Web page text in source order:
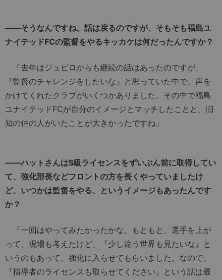
――そうなんですね。話は戻るのですが、そもそも福島ユ
ナイテッドFCの監督をやるキッカケは何だったんですか？
「去年はジュビロからも継続の話はあったのですが、
『監督のチャレンジをしたいな』と思っていた中で、声を
かけてくれたクラブがいくつかありました。その中で福島
ユナイテッドFCが自分のイメージとマッチしたことと、旧
知の仲の人がいたことが大きかったですね」
――ハットさんはS級ライセンスをずいぶん前に取得してい
て、強化部長などフロントの方を長くやっていましたけ
ど、いつかは監督をやる、というイメージもあったんです
か？
「一回はやってみたかったかな。もともと、選手を上が
って、現場も考えたけど、『少し違う世界も見たいな』と
いうのもあって、強化に入らせてもらいました。なので、
『指導者のライセンスも取らせてください』という話は最